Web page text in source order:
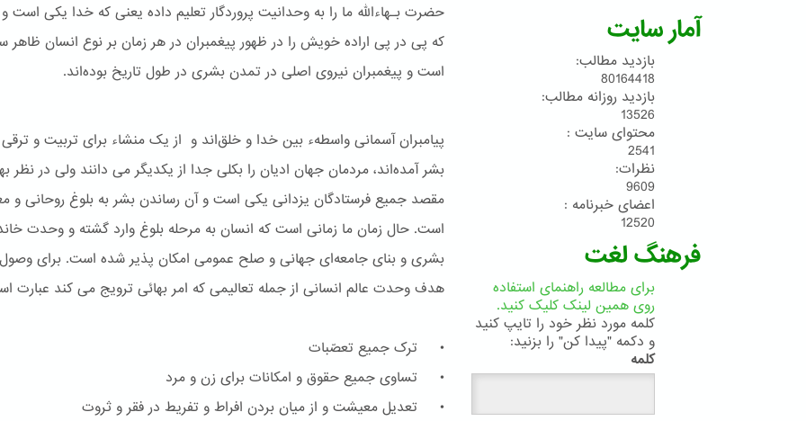
حضرت بـهاءالله ما را به وحدانیت پروردگار تعلیم داده یعنی که خدا یکی است
که پی در پی اراده خویش را در ظهور پیغمبران در هر زمان بر نوع انسان ظاهر
است و پیغمبران نیروی اصلی در تمدن بشری در طول تاریخ بوده‌اند.
پیامبران آسمانی واسطهء بین خدا و خلق‌اند و از یک منشاء برای تربیت و
بشر آمده‌اند، مردمان جهان ادیان را بکلی جدا از یکدیگر می دانند ولی در نظر
مقصد جمیع فرستادگان یزدانی یکی است و آن رساندن بشر به بلوغ روحانی و
است. حال زمان ما زمانی است که انسان به مرحله بلوغ وارد گشته و وحدت
بشری و بنای جامعه‌ای جهانی و صلح عمومی امکان پذیر شده است. برای
هدف وحدت عالم انسانی از جمله تعالیمی که امر بهائی ترویج می کند عبارت
• ترک جمیع تعصّبات
• تساوی جمیع حقوق و امکانات برای زن و مرد
• تعدیل معیشت و از میان بردن افراط و تفریط در فقر و ثروت
آمار سایت
بازدید مطالب:
80164418
بازدید روزانه مطالب:
13526
محتوای سایت :
2541
نظرات:
9609
اعضای خبرنامه :
12520
فرهنگ لغت
برای مطالعه راهنمای استفاده
روی همین لینک کلیک کنید.
کلمه مورد نظر خود را تایپ کنید
و دکمه "پیدا کن" را بزنید:
کلمه